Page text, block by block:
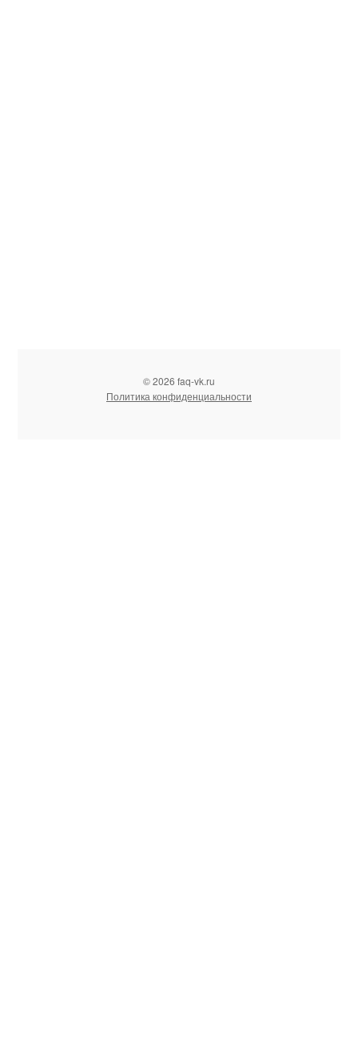
© 2026 faq-vk.ru
Политика конфиденциальности